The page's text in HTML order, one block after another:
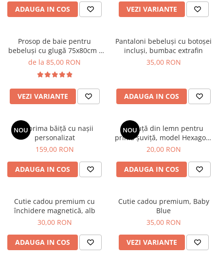
ADAUGA IN COS VEZI VARIANTE
Prosop de baie pentru
bebeluși cu glugă 75x80cm -
ivory
de la 85,00 RON
VEZI VARIANTE
Pantaloni bebeluși cu botoșei
incluși, bumbac extrafin
35,00 RON
ADAUGA IN COS
NOU
Set prima băiță cu nașii
personalizat
159,00 RON
ADAUGA IN COS
NOU
Cutiuță din lemn pentru
prima șuviță, model Hexagon,
9 cm
20,00 RON
ADAUGA IN COS
Cutie cadou premium cu
închidere magnetică, alb
30,00 RON
ADAUGA IN COS
Cutie cadou premium, Baby
Blue
35,00 RON
VEZI VARIANTE